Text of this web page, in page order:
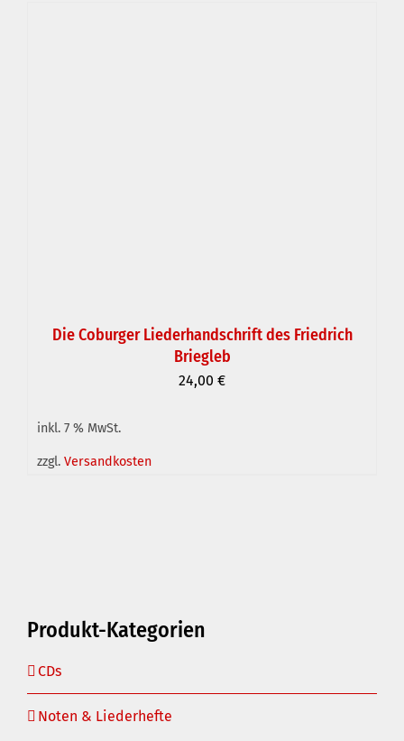
IN DEN WARENKORB
Die Coburger Liederhandschrift des Friedrich
Briegleb
24,00 €
inkl. 7 % MwSt.
zzgl. Versandkosten
Produkt-Kategorien
CDs
Noten & Liederhefte